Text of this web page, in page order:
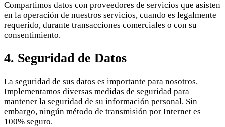
Compartimos datos con proveedores de servicios que asisten
en la operación de nuestros servicios, cuando es legalmente
requerido, durante transacciones comerciales o con su
consentimiento.
4. Seguridad de Datos
La seguridad de sus datos es importante para nosotros.
Implementamos diversas medidas de seguridad para
mantener la seguridad de su información personal. Sin
embargo, ningún método de transmisión por Internet es
100% seguro.